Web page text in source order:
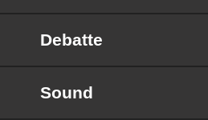
Debatte
Sound